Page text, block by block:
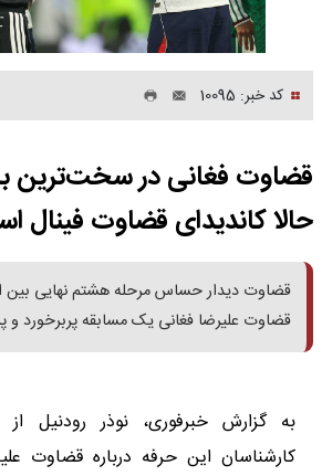
کد خبر: 10095
قضاوت فغانی در سخت‌ترین
حالا کاندیدای قضاوت فینال
قضاوت دیدار حساس مرحله هشتم نهایی بین
قضاوت علیرضا فغانی یک مسابقه پربرخورد و
به گزارش خبرفوری، نوذر رودنیل از
کارشناسان این حرفه درباره قضاوت